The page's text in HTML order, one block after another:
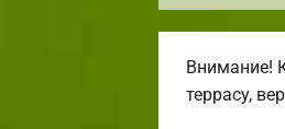
Внимание!
террасу,